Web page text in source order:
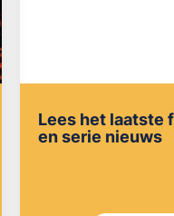
Lees het laatste
en serie nieuws